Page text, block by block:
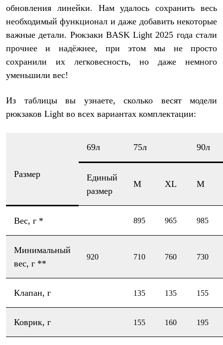
Толстовки
Брюки
Софтшелл одежда
Куртки
Флисовая одежда
Брюки
Жилеты
Комплект термобелья
Снаряжение
Аксессуары для палаток
Экспедиционные
Легкоходные
Аксессуары для рюкзаков
Спальные мешки
Пуховые
Комбинированные
С синтетическим утеплителем
Аксессуары для спальников
Сумки и баулы
Сумки
Книги
обновления линейки. Нам удалось сохранить весь
необходимый функционал и даже добавить некоторые
важные детали. Рюкзаки BASK Light 2025 года стали
прочнее и надёжнее, при этом мы не просто
сохранили их легковесность, но даже немного
уменьшили вес!
Из таблицы вы узнаете, сколько весят модели
рюкзаков Light во всех вариантах комплектации:
Размер
69л 75л 90л
Единый
размер
M XL M
Вес, г * 895 965 985
Минимальный
вес, г **
920 710 760 730
Клапан, г 135 135 155
Коврик, г 155 160 195